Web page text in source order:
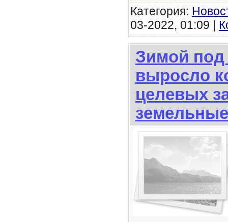
Категория:
03-2022, 01:09 |
Зимой под
выросло
целевых